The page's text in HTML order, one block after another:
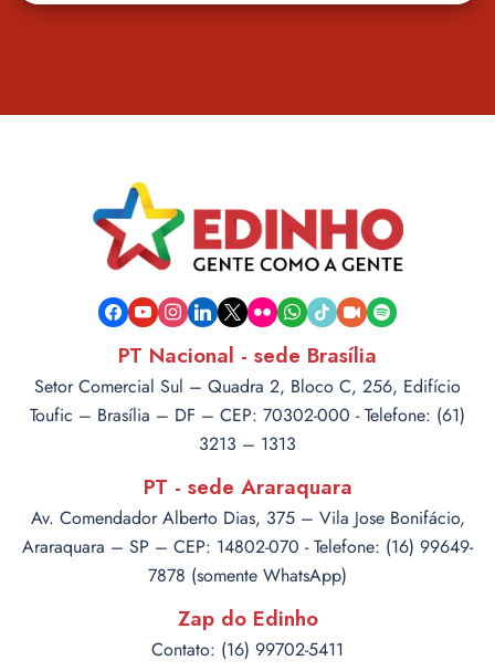
facebook
youtubeinstagram
linkedin
x flickrwhatsapp
tiktokvideo-spotify
PT Nacional - sede Brasília
Setor Comercial Sul – Quadra 2, Bloco C, 256, Edifício
Toufic – Brasília – DF – CEP: 70302-000 - Telefone: (61)
3213 – 1313
PT - sede Araraquara
Av. Comendador Alberto Dias, 375 – Vila Jose Bonifácio,
Araraquara – SP – CEP: 14802-070 - Telefone: (16) 99649-
7878 (somente WhatsApp)
Zap do Edinho
Contato: (16) 99702-5411